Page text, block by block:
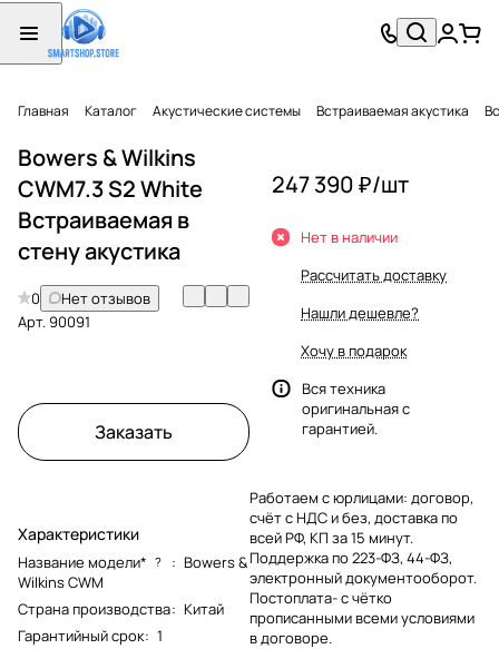
Главная Каталог Акустические системы Встраиваемая акустика
Bowers & Wilkins
CWM7.3 S2 White
Встраиваемая в
стену акустика
0
Нет отзывов
Арт.90091
Заказать
Характеристики
Название модели* ? : Bowers &
Wilkins CWM
Страна производства: Китай
Гарантийный срок: 1
247 390 ₽/шт
Нет в наличии
Рассчитать доставку
Нашли дешевле?
Хочу в подарок
Вся техника
оригинальная с
гарантией.
Работаем с юрлицами: договор,
счёт с НДС и без, доставка по
всей РФ, КП за 15 минут.
Поддержка по 223-ФЗ, 44-ФЗ,
электронный документооборот.
Постоплата- с чётко
прописанными всеми условиями
в договоре.